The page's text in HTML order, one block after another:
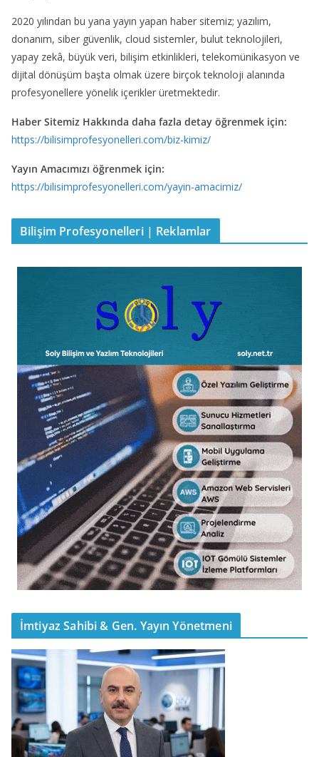
2020 yılından bu yana yayın yapan haber sitemiz; yazılım,
donanım, siber güvenlik, cloud sistemler, bulut teknolojileri,
yapay zekâ, büyük veri, bilişim etkinlikleri, telekomünikasyon ve
dijital dönüşüm başta olmak üzere birçok teknoloji alanında
profesyonellere yönelik içerikler üretmektedir.
Haber Sitemiz Hakkında daha fazla detay öğrenmek için:
https://bilisimprofesyonelleri.com/biz-kimiz/
Yayın Amacımızı öğrenmek için:
https://bilisimprofesyonelleri.com/yayin-amacimiz/
Bilişim Profesyonelleri | Reklamlar
İmtiyaz Sahibi & Gen. Yayın Yönetmeni